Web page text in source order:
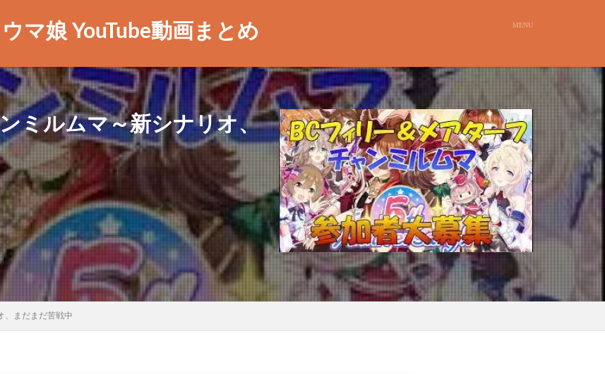
ウマ娘 YouTube動画まとめ
ミルムマ～新シナリオ、
、まだまだ苦戦中